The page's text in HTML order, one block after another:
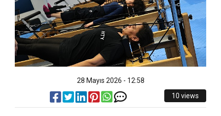
28 Mayıs 2026 - 12:58
10 views